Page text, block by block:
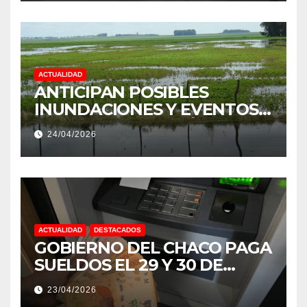
PROVINCIA DEL CHACO
ACTUALIDAD
ANTICIPAN POSIBLES
INUNDACIONES Y EVENTOS
EXTREMOS: “PODRÍA SER UN
NIÑO MUY IMPORTANTE”
24/04/2026
ACTUALIDAD DESTACADOS
GOBIERNO DEL CHACO PAGA
SUELDOS EL 29 Y 30 DE
ABRIL, CON EL 2% DE
AUMENTO
23/04/2026